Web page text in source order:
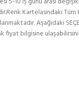
Kartelasındaki Tüm
Aşağıdaki
fiyat bilgisine